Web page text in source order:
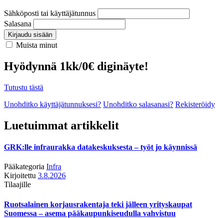
Sähköposti tai käyttäjätunnus
Salasana
Kirjaudu sisään
Muista minut
Hyödynnä 1kk/0€ diginäyte!
Tutustu tästä
Unohditko käyttäjätunnuksesi? Unohditko salasanasi? Rekisteröidy
Luetuimmat artikkelit
GRK:lle infraurakka datakeskuksesta – työt jo käynnissä
Pääkategoria Infra
Kirjoitettu 3.8.2026
Tilaajille
Ruotsalainen korjausrakentaja teki jälleen yrityskaupat
Suomessa – asema pääkaupunkiseudulla vahvistuu